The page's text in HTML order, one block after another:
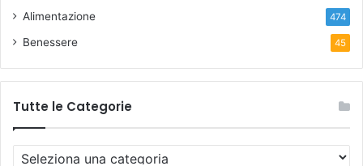
Alimentazione 474
Benessere 45
Tutte le Categorie